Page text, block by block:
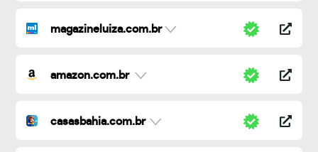
magazineluiza.com.br
amazon.com.br
casasbahia.com.br